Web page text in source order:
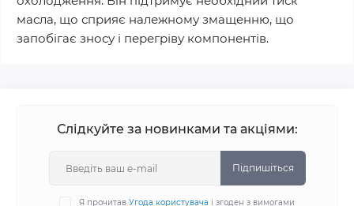
масла, що сприяє належному змащенню, що
запобігає зносу і перегріву компонентів.
Слідкуйте за новинками та акціями:
Підпишіться
Я прочитав Угода користувача і згоден з вимогами